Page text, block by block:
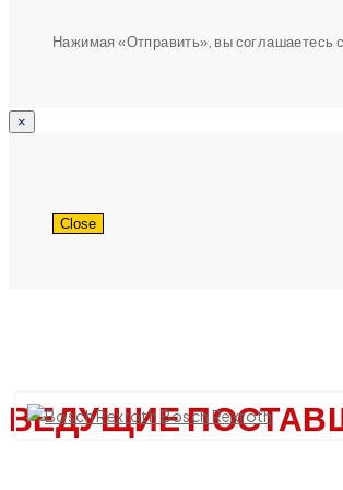
Нажимая «Отправить», вы соглашаетесь с
×
Close
ВЕДУЩИЕBosch Rexroth